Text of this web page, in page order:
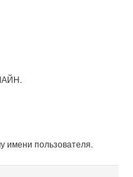
имени пользователя.